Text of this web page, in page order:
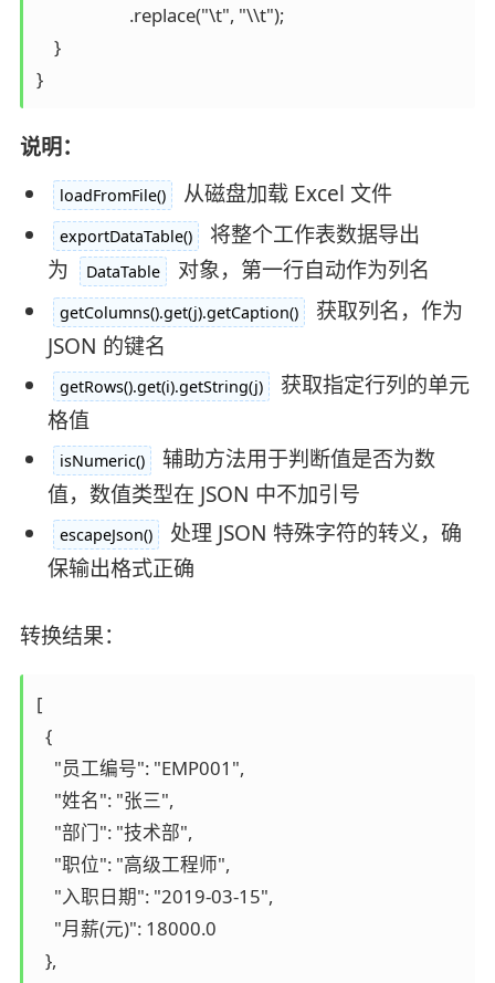
                     .replace("\t", "\\t");
    }
}
说明：
loadFromFile() 从磁盘加载 Excel 文件
exportDataTable()
将整个工作表数据导出
为
DataTable 对象，第一行自动作为列名
getColumns().get(j).getCaption()
获取列名，作为
JSON 的键名
getRows().get(i).getString(j)
获取指定行列的单元
格值
isNumeric()
辅助方法用于判断值是否为数
值，数值类型在 JSON 中不加引号
escapeJson()
处理 JSON 特殊字符的转义，确
保输出格式正确
转换结果：
[
  {
    "员工编号": "EMP001",
    "姓名": "张三",
    "部门": "技术部",
    "职位": "高级工程师",
    "入职日期": "2019-03-15",
    "月薪(元)": 18000.0
  },